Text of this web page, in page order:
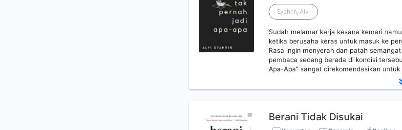
Syahrin, Alvi
Sudah melamar kerja kesana kemari
ketika berusaha keras untuk masuk ke
Rasa ingin menyerah dan patah
pembaca sedang berada di kondisi
Apa-Apa” sangat direkomendasikan untuk
Berani Tidak Disukai